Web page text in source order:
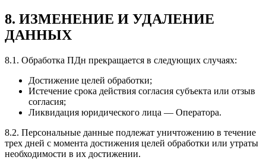
8. ИЗМЕНЕНИЕ И УДАЛЕНИЕ
ДАННЫХ
8.1. Обработка ПДн прекращается в следующих случаях:
Достижение целей обработки;
Истечение срока действия согласия субъекта или отзыв
согласия;
Ликвидация юридического лица — Оператора.
8.2. Персональные данные подлежат уничтожению в течение
трех дней с момента достижения целей обработки или утраты
необходимости в их достижении.